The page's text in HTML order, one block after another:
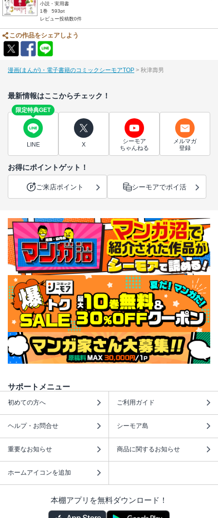
小説・実用書
1巻
593pt
レビュー投稿数0件
この作品をシェアしよう
漫画(まんが)・電子書籍のコミックシーモアTOP 秋津壽男
最新情報はここからチェック！
限定特典GET
LINE X
シーモア
ちゃんねる
メルマガ
登録
お得にポイントゲット！
ご来店ポイント シーモアでポイ活
サポートメニュー
初めての方へ ご利用ガイド
ヘルプ・お問合せ シーモア島
重要なお知らせ 商品に関するお知らせ
ホームアイコンを追加
本棚アプリを無料ダウンロード！